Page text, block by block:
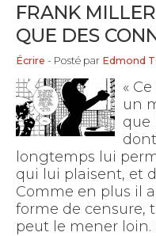
FRANK
QUE DES
Écrire - Posté par Edmond
«
un
que
longtemps lui
qui lui plaisent, et
Comme en plus il
forme de censure,
peut le mener loin.